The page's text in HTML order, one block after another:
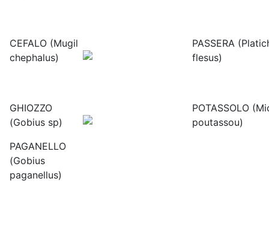
CEFALO (Mugil
chephalus)
PASSERA
flesus)
GHIOZZO
(Gobius sp)
PAGANELLO
(Gobius
paganellus)
POTASSOLO
poutassou)